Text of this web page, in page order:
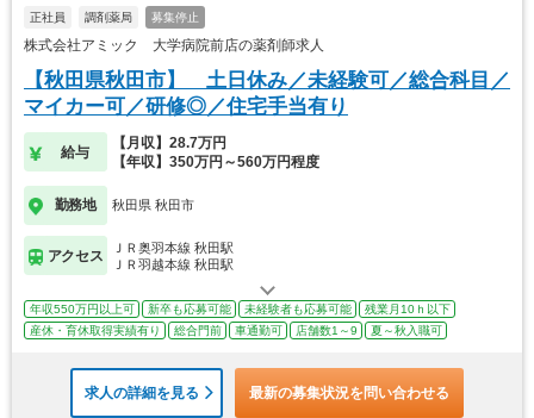
正社員 調剤薬局 募集停止
株式会社アミック 大学病院前店の薬剤師求人
【秋田県秋田市】 土日休み／未経験可／総合科目／
マイカー可／研修◎／住宅手当有り
給与
【月収】28.7万円
【年収】350万円～560万円程度
勤務地 秋田県 秋田市
アクセス
ＪＲ奥羽本線 秋田駅
ＪＲ羽越本線 秋田駅
年収550万円以上可 新卒も応募可能 未経験者も応募可能
残業月10ｈ以下
産休・育休取得実績有り
総合門前 車通勤可 店舗数1～9 夏～秋入職可
求人の詳細を見る 最新の募集状況を問い合わせる